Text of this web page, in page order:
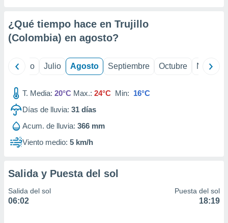
e
de
¿Qué tiempo hace en Trujillo
(Colombia) en agosto?
Junio Julio Agosto Septiembre Octubre
T. Media: 20°C Max.: 24°C Min: 16°C
Días de lluvia: 31 días
Acum. de lluvia: 366 mm
Viento medio: 5 km/h
Salida y Puesta del sol
Salida del sol
06:02
Puesta del sol
18:19